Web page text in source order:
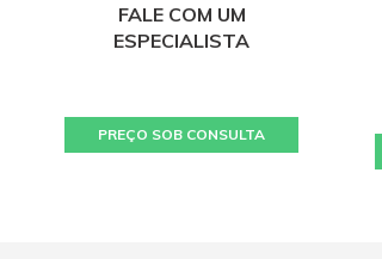
FALE COM UM
ESPECIALISTA
PREÇO SOB CONSULTA